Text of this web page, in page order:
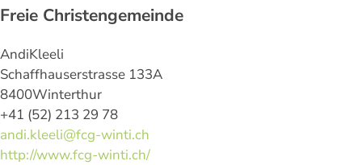
Freie Christengemeinde
AndiKleeli
Schaffhauserstrasse 133A
8400Winterthur
+41 (52) 213 29 78
andi.kleeli@fcg-winti.ch
http://www.fcg-winti.ch/